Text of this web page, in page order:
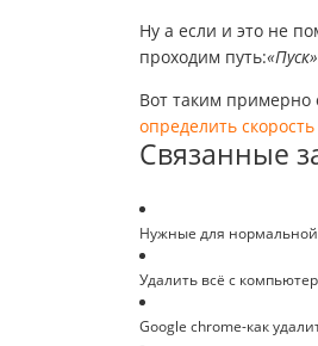
Ну а если и это не
проходим путь:
Вот таким
определить
Связанные
Нужные для
Удалить всё с
Google chrome-как